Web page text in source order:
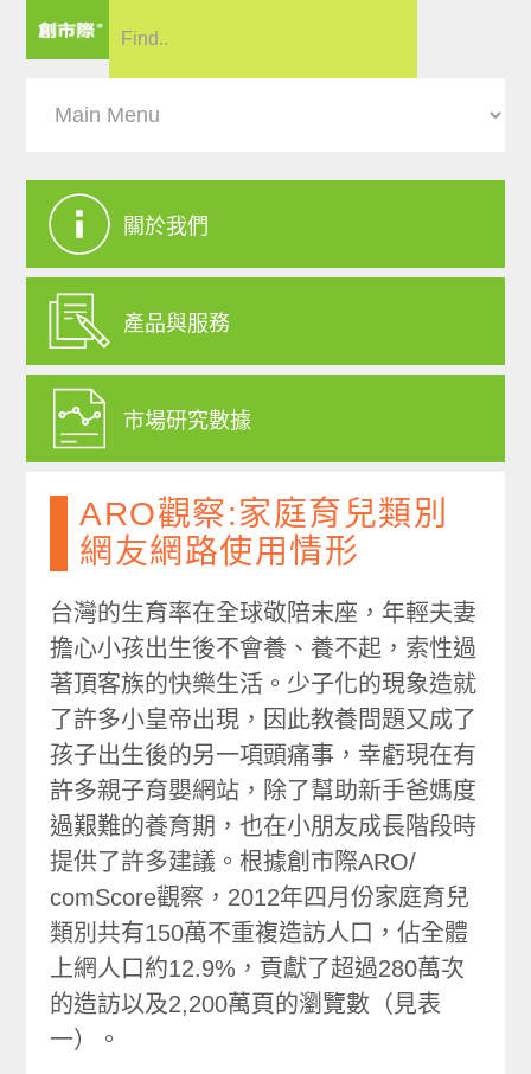
關於我們
產品與服務
市場研究數據
ARO觀察:家庭育兒類別
網友網路使用情形
台灣的生育率在全球敬陪末座，年輕夫妻
擔心小孩出生後不會養、養不起，索性過
著頂客族的快樂生活。少子化的現象造就
了許多小皇帝出現，因此教養問題又成了
孩子出生後的另一項頭痛事，幸虧現在有
許多親子育嬰網站，除了幫助新手爸媽度
過艱難的養育期，也在小朋友成長階段時
提供了許多建議。根據創市際ARO/
comScore觀察，2012年四月份家庭育兒
類別共有150萬不重複造訪人口，佔全體
上網人口約12.9%，貢獻了超過280萬次
的造訪以及2,200萬頁的瀏覽數（見表
一）。